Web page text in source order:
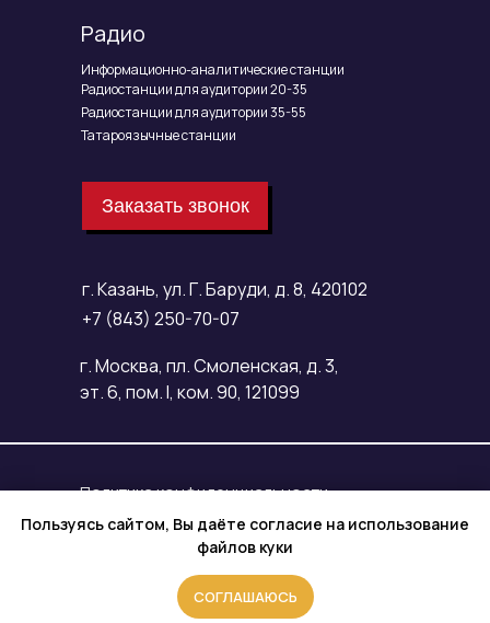
Пользуясь сайтом, Вы даёте согласие на использование
файлов куки
СОГЛАШАЮСЬ
г. Казань, ул. Г. Баруди, д. 8, 420102
+7 (843) 250-70-07
Заказать звонок
© ООО «ВЕЛЛ МЕДИА» 2026 г.
Согласие на обработку
персональных данных
Политика конфиденциальности
Радио
Информационно-аналитические станции
Радиостанции для аудитории 20-35
Радиостанции для аудитории 35-55
г. Москва, пл. Смоленская, д. 3,
эт. 6, пом. I, ком. 90, 121099
Татароязычные станции